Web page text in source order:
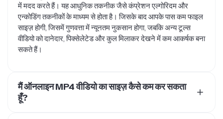
में मदद करते हैं। यह आधुनिक तकनीक जैसे कंप्रेशन एल्गोरिदम और
एन्कोडिंग तकनीकों के माध्यम से होता है। जिसके बाद आपके पास कम फाइल
साइज़ होगी, जिसमें गुणवत्ता में न्यूनतम नुकसान होगा, जबकि अन्य टूल्स
वीडियो को दानेदार, पिक्सेलेटेड और कुल मिलाकर देखने में कम आकर्षक बना
सकते हैं।
मैं ऑनलाइन MP4 वीडियो का साइज़ कैसे कम कर सकता
हूँ?